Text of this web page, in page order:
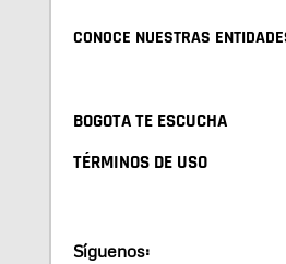
CONOCE NUESTRAS
BOGOTA TE ESCUCHA
TÉRMINOS DE USO
Síguenos: